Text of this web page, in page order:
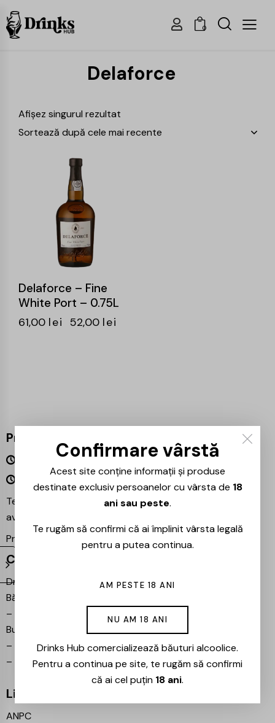
0
Delaforce
Afișez singurul rezultat
Delaforce – Fine
White Port – 0.75L
61,00 lei 52,00 lei
Program
Luni – Vineri 09:00 – 18:00
Sâmbătă – Duminică Închis
Te așteptăm și în magazinul nostru din București –
avem mereu reduceri speciale la băuturile preferate!
Proiecte partenere:
Ezotera
Contact
Drinks Hub – Magazin de
Băuturi
–
Bulevardul Iuliu Maniu 7,
București 061102
–
info@drinkshub.ro
–
0725 860 799
Linkuri Utile
ANPC
Confirmare vârstă
Acest site conține informații și produse
destinate exclusiv persoanelor cu vârsta de 18
ani sau peste.
Te rugăm să confirmi că ai împlinit vârsta legală
pentru a putea continua.
AM PESTE 18 ANI
NU AM 18 ANI
Drinks Hub comercializează băuturi alcoolice.
Pentru a continua pe site, te rugăm să confirmi
că ai cel puțin 18 ani.